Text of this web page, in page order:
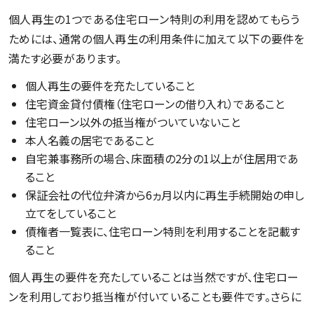
個人再生の1つである住宅ローン特則の利用を認めてもらう
ためには、通常の個人再生の利用条件に加えて以下の要件を
満たす必要があります。
個人再生の要件を充たしていること
住宅資金貸付債権（住宅ローンの借り入れ）であること
住宅ローン以外の抵当権がついていないこと
本人名義の居宅であること
自宅兼事務所の場合、床面積の2分の1以上が住居用であ
ること
保証会社の代位弁済から6ヵ月以内に再生手続開始の申し
立てをしていること
債権者一覧表に、住宅ローン特則を利用することを記載す
ること
個人再生の要件を充たしていることは当然ですが、住宅ロー
ンを利用しており抵当権が付いていることも要件です。さらに